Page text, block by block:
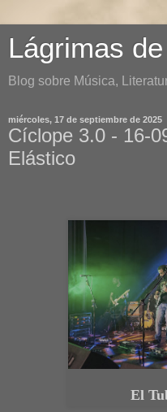
Lágrimas
Blog sobre Música,
miércoles, 17 de septiembre de 2025
Cíclope 3.0 - 16-
Elástico
El